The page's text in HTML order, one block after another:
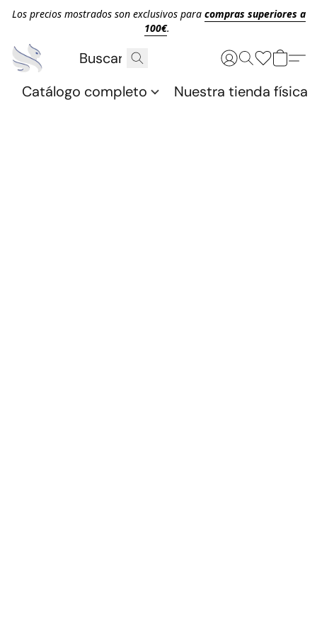
Los precios mostrados son exclusivos para compras superiores a
100€.
Catálogo completo Nuestra tienda física